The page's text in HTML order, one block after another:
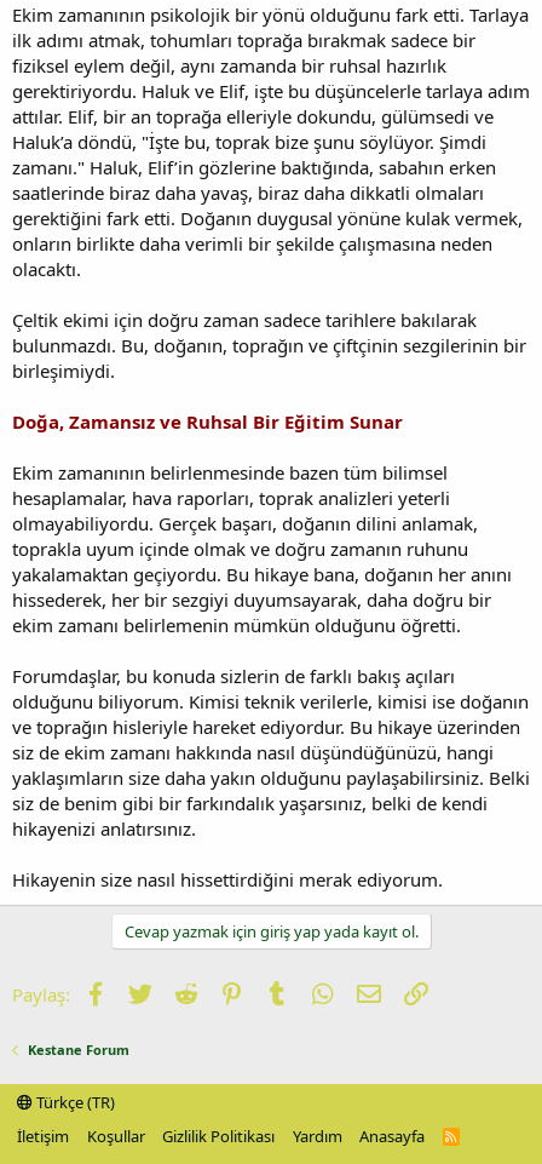
Ekim zamanının psikolojik bir yönü olduğunu fark etti. Tarlaya
ilk adımı atmak, tohumları toprağa bırakmak sadece bir
fiziksel eylem değil, aynı zamanda bir ruhsal hazırlık
gerektiriyordu. Haluk ve Elif, işte bu düşüncelerle tarlaya adım
attılar. Elif, bir an toprağa elleriyle dokundu, gülümsedi ve
Haluk’a döndü, "İşte bu, toprak bize şunu söylüyor. Şimdi
zamanı." Haluk, Elif’in gözlerine baktığında, sabahın erken
saatlerinde biraz daha yavaş, biraz daha dikkatli olmaları
gerektiğini fark etti. Doğanın duygusal yönüne kulak vermek,
onların birlikte daha verimli bir şekilde çalışmasına neden
olacaktı.
Çeltik ekimi için doğru zaman sadece tarihlere bakılarak
bulunmazdı. Bu, doğanın, toprağın ve çiftçinin sezgilerinin bir
birleşimiydi.
Doğa, Zamansız ve Ruhsal Bir Eğitim Sunar
Ekim zamanının belirlenmesinde bazen tüm bilimsel
hesaplamalar, hava raporları, toprak analizleri yeterli
olmayabiliyordu. Gerçek başarı, doğanın dilini anlamak,
toprakla uyum içinde olmak ve doğru zamanın ruhunu
yakalamaktan geçiyordu. Bu hikaye bana, doğanın her anını
hissederek, her bir sezgiyi duyumsayarak, daha doğru bir
ekim zamanı belirlemenin mümkün olduğunu öğretti.
Forumdaşlar, bu konuda sizlerin de farklı bakış açıları
olduğunu biliyorum. Kimisi teknik verilerle, kimisi ise doğanın
ve toprağın hisleriyle hareket ediyordur. Bu hikaye üzerinden
siz de ekim zamanı hakkında nasıl düşündüğünüzü, hangi
yaklaşımların size daha yakın olduğunu paylaşabilirsiniz. Belki
siz de benim gibi bir farkındalık yaşarsınız, belki de kendi
hikayenizi anlatırsınız.
Hikayenin size nasıl hissettirdiğini merak ediyorum.
Cevap yazmak için giriş yap yada kayıt ol.
Paylaş: Facebook
TwitterReddit PinterestTumblrWhatsApp
E-postaLink
Kestane Forum
Türkçe (TR)
İletişim
Koşullar Gizlilik Politikası Yardım Anasayfa
R